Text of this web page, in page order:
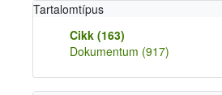
Tartalomtípus
Cikk (163)
Dokumentum (917)